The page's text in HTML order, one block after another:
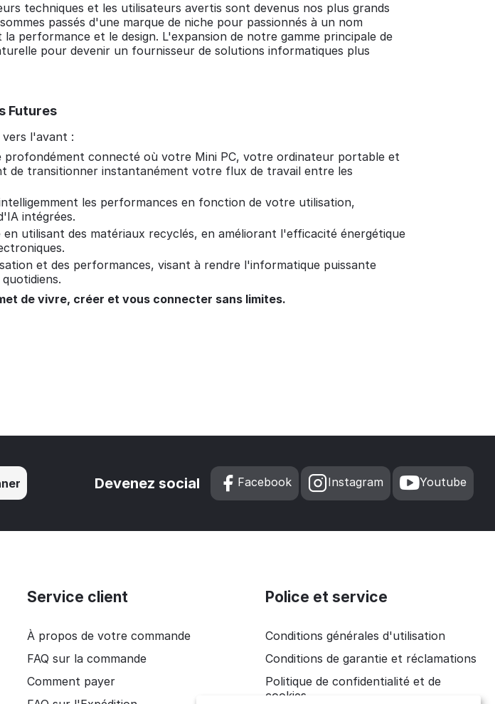
techniques et les utilisateurs avertis sont devenus nos plus grands
passés d'une marque de niche pour passionnés à un nom
performance et le design. L'expansion de notre gamme principale de
pour devenir un fournisseur de solutions informatiques plus
Futures
l'avant :
profondément connecté où votre Mini PC, votre ordinateur portable et
transitionner instantanément votre flux de travail entre les
les performances en fonction de votre utilisation,
intégrées.
utilisant des matériaux recyclés, en améliorant l'efficacité énergétique
et des performances, visant à rendre l'informatique puissante
de vivre, créer et vous connecter sans limites.
Devenez social Facebook Instagram Youtube
Service client
À propos de votre commande
FAQ sur la commande
Comment payer
Police et service
Conditions générales d'utilisation
Conditions de garantie et réclamations
Politique de confidentialité et de
cookies